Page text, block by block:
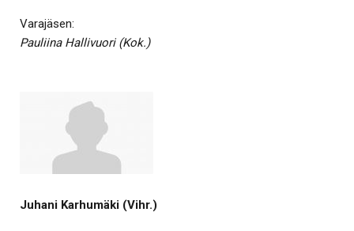
Varajäsen:
Pauliina Hallivuori (Kok.)
Juhani Karhumäki (Vihr.)